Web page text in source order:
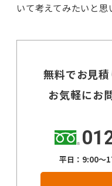
いて考えてみたいと思
無料でお見積
お気軽にお
平日：9:00～